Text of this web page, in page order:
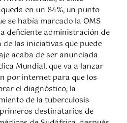
en un 84%, un punto
se había marcado la OMS
deficiente administración de
las iniciativas que puede
acaba de ser anunciada
Mundial, que va a lanzar
por internet para que los
el diagnóstico, la
de la tuberculosis
destinatarios de